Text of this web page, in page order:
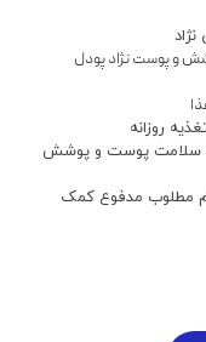
و پوست نژاد پودل
روزانه
که می تواند به سلامت پوست و پوشش
مطلوب مدفوع کمک